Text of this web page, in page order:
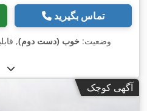
تماس بگیرید
وضعیت: خوب (دست دوم),
آگهی کوچک